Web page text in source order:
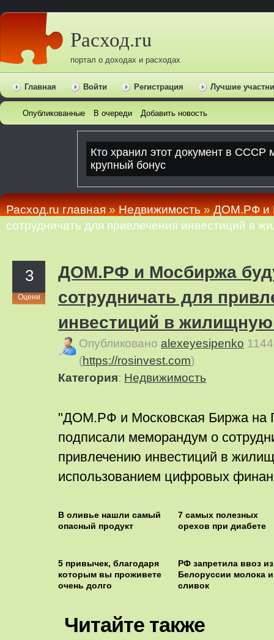
Расход.ru
портал о доходах и расходах
Главная Войти Регистрация Лучшие
Опубликованные В очереди Добавить новость
Расход.ru главная»Недвижимость»ДОМ.РФ и
сотрудничать для привлечения инвестиций в
3
Оцени
ДОМ.РФ и Мосбиржа
сотрудничать для
инвестиций в
Опубликовано alexeyesipenko
(https://rosinvest.com)
Категория: Недвижимость
"ДОМ.РФ и Московская Биржа
подписали меморандум о
привлечению инвестиций в
использованием цифровых
В оливье нашли самый
опасный продукт
7 самых полезных
орехов при диабете
5 привычек, благодаря
которым вы проживете
очень долго
РФ запретила ввоз из
Белоруссии молока и
сливок
Читайте также